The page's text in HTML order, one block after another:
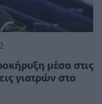
μέσα στις
γιατρών στο